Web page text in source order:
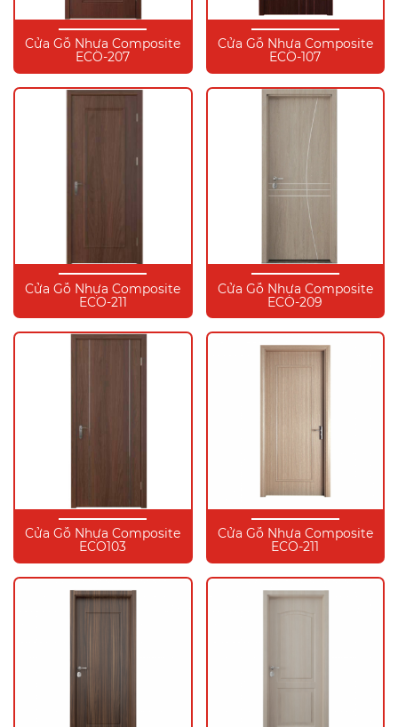
Cửa Gỗ Nhựa Composite
ECO-207
Cửa Gỗ Nhựa Composite
ECO-107
Cửa Gỗ Nhựa Composite
ECO-211
Cửa Gỗ Nhựa Composite
ECO-209
Cửa Gỗ Nhựa Composite
ECO103
Cửa Gỗ Nhựa Composite
ECO-211